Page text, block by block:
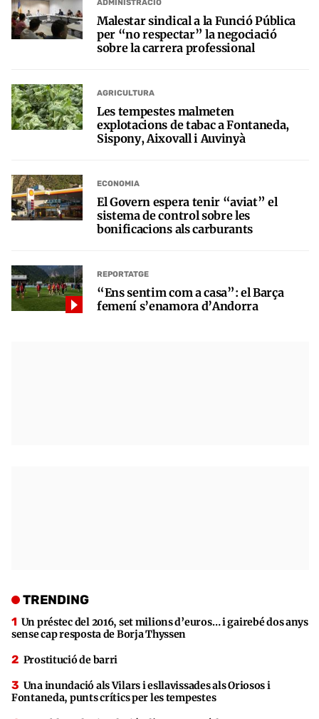
ADMINISTRACIÓ
Malestar sindical a la Funció Pública
per “no respectar” la negociació
sobre la carrera professional
AGRICULTURA
Les tempestes malmeten
explotacions de tabac a Fontaneda,
Sispony, Aixovall i Auvinyà
ECONOMIA
El Govern espera tenir “aviat” el
sistema de control sobre les
bonificacions als carburants
REPORTATGE
“Ens sentim com a casa”: el Barça
femení s’enamora d’Andorra
TRENDING
Un préstec del 2016, set milions d’euros… i gairebé dos anys
sense cap resposta de Borja Thyssen
Prostitució de barri
Una inundació als Vilars i esllavissades als Oriosos i
Fontaneda, punts crítics per les tempestes